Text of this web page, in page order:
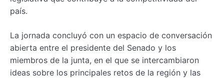
país.
La jornada concluyó con un espacio de conversación
abierta entre el presidente del Senado y los
miembros de la junta, en el que se intercambiaron
ideas sobre los principales retos de la región y las